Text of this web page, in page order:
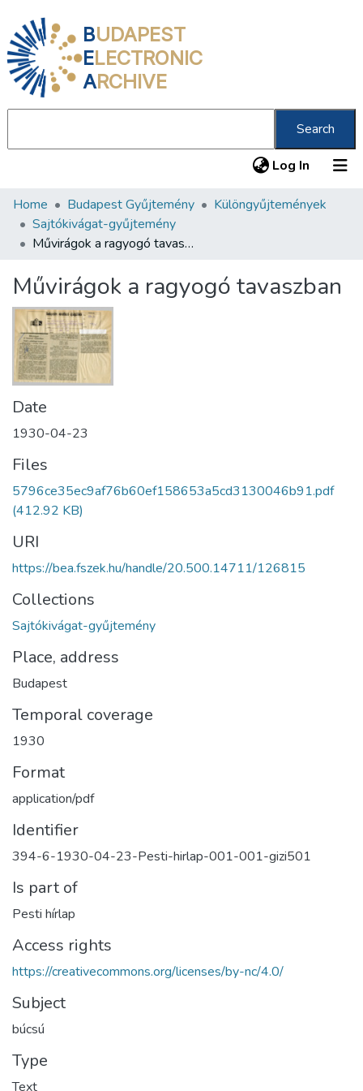
BUDAPEST
ELECTRONIC
ARCHIVE
Search
Log In (current)
Communities & Collections
All of DSpace
About us
Home Budapest Gyűjtemény
Különgyűjtemények
Sajtókivágat-gyűjtemény
Művirágok a ragyogó tavaszban
Művirágok a ragyogó tavaszban
Date
1930-04-23
Files
5796ce35ec9af76b60ef158653a5cd3130046b91.pdf
(412.92 KB)
URI
https://bea.fszek.hu/handle/20.500.14711/126815
Collections
Sajtókivágat-gyűjtemény
Place, address
Budapest
Temporal coverage
1930
Format
application/pdf
Identifier
394-6-1930-04-23-Pesti-hirlap-001-001-gizi501
Is part of
Pesti hírlap
Access rights
https://creativecommons.org/licenses/by-nc/4.0/
Subject
búcsú
Type
Text